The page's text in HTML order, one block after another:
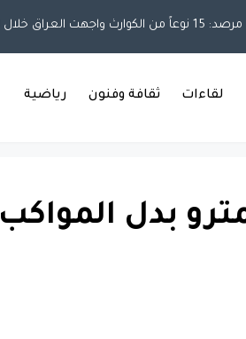
لقاءات ثقافة وفنون رياضية
بدل المواكب